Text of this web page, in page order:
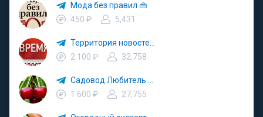
Мода без правил 👜
450 ₽
5,431
2 100 ₽
32,758
1 600 ₽
27,755